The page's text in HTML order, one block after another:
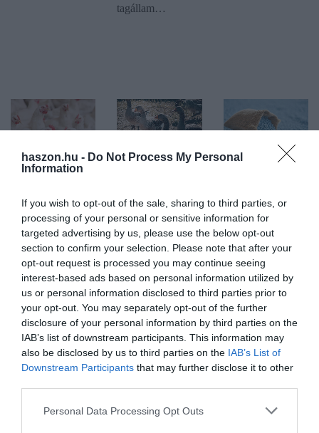
haszon.hu - Do Not Process My Personal
Information
If you wish to opt-out of the sale, sharing to third parties, or
processing of your personal or sensitive information for
targeted advertising by us, please use the below opt-out
section to confirm your selection. Please note that after your
opt-out request is processed you may continue seeing
interest-based ads based on personal information utilized by
us or personal information disclosed to third parties prior to
your opt-out. You may separately opt-out of the further
disclosure of your personal information by third parties on the
IAB’s list of downstream participants. This information may
also be disclosed by us to third parties on the IAB’s List of
Downstream Participants that may further disclose it to other
Please note that this website/app uses one or more Google
Personal Data Processing Opt Outs
tagállam…
ÁLLATTENYÉSZTÉS
baromfibizniszbe
beszállni?
Úgy tűnik
igen!
A világ
baromfihústermelése
járványt
hiányzott: két
állományban
is megjelent
itthon a
madárinfluenza
Két, egymástól
független és nagy
megyei telepen,
áruhiány, de
teljes
kapacitással
dübörög a
magyar
műtrágyagyár
Tegnap sok olyan
hír jelent meg a
tulajdonos Bige